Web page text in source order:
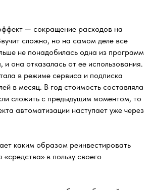
— сокращение расходов на
сложно, но на самом деле все
не понадобилась одна из программ
и она отказалась от ее использования.
в режиме сервиса и подписка
в месяц. В год стоимость составляла
сложить с предыдущим моментом, то
автоматизации наступает уже через
каким образом реинвестировать
в пользу своего